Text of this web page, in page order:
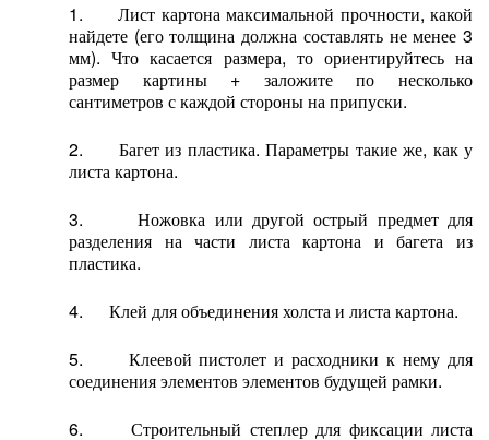
1. Лист картона максимальной прочности, какой
найдете (его толщина должна составлять не менее 3
мм). Что касается размера, то ориентируйтесь на
размер картины + заложите по несколько
сантиметров с каждой стороны на припуски.
2. Багет из пластика. Параметры такие же, как у
листа картона.
3. Ножовка или другой острый предмет для
разделения на части листа картона и багета из
пластика.
4. Клей для объединения холста и листа картона.
5. Клеевой пистолет и расходники к нему для
соединения элементов элементов будущей рамки.
6. Строительный степлер для фиксации листа